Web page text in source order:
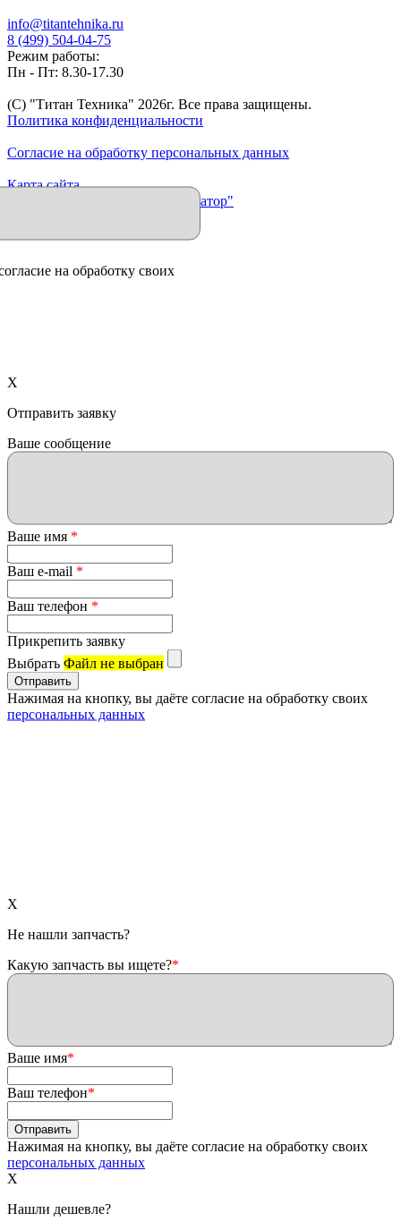
info@titantehnika.ru
8 (499) 504-04-75
Режим работы:
Пн - Пт: 8.30-17.30
(C) "Титан Техника" 2026г. Все права защищены.
Политика конфиденциальности
Согласие на обработку персональных данных
Карта сайта
Продвижение сайта "Иллюминатор"
на обработку своих
X
Отправить заявку
Ваше сообщение
Ваше имя *
Ваш e-mail *
Ваш телефон *
Прикрепить заявку
Выбрать Файл не выбран
Нажимая на кнопку, вы даёте согласие на обработку своих
персональных данных
X
Не нашли запчасть?
Какую запчасть вы ищете?*
Ваше имя*
Ваш телефон*
Нажимая на кнопку, вы даёте согласие на обработку своих
персональных данных
X
Нашли дешевле?